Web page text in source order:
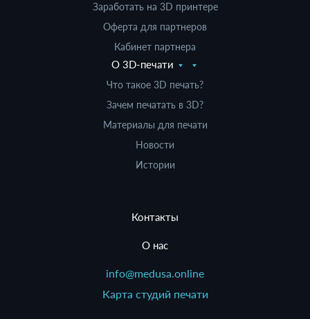
Заработать на 3D принтере
Оферта для партнеров
Кабинет партнера
О 3D-печати
Что такое 3D печать?
Зачем печатать в 3D?
Материалы для печати
Новости
Истории
Контакты
О нас
info@medusa.online
Карта студий печати